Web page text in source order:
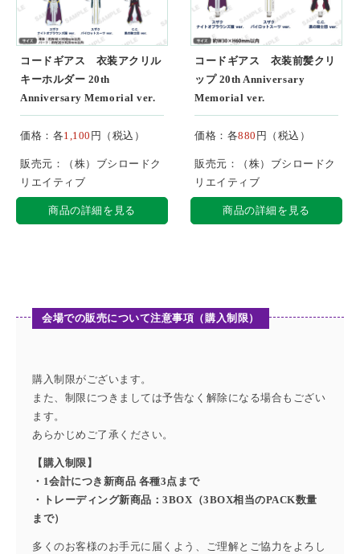
コードギアス 衣装アクリル
キーホルダー 20th
Anniversary Memorial ver.
価格：各1,100 円（税込）
販売元：（株）ブシロードク
リエイティブ
商品の詳細を見る
コードギアス 衣装前髪クリ
ップ 20th Anniversary
Memorial ver.
価格：各880 円（税込）
販売元：（株）ブシロードク
リエイティブ
商品の詳細を見る
会場での販売について注意事項（購入制限）
購入制限がございます。
また、制限につきましては予告なく解除になる場合もござい
ます。
あらかじめご了承ください。
【購入制限】
・1会計につき新商品 各種3点まで
・トレーディング新商品：3BOX（3BOX相当のPACK数量
まで）
多くのお客様のお手元に届くよう、ご理解とご協力をよろし